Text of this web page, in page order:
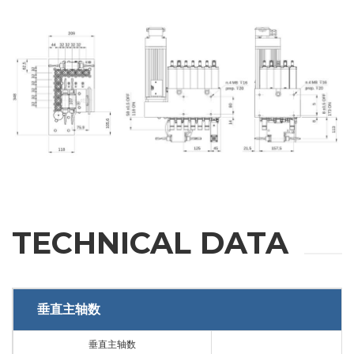
手机
省份
TECHNICAL DATA
垂直主轴数
垂直主轴数